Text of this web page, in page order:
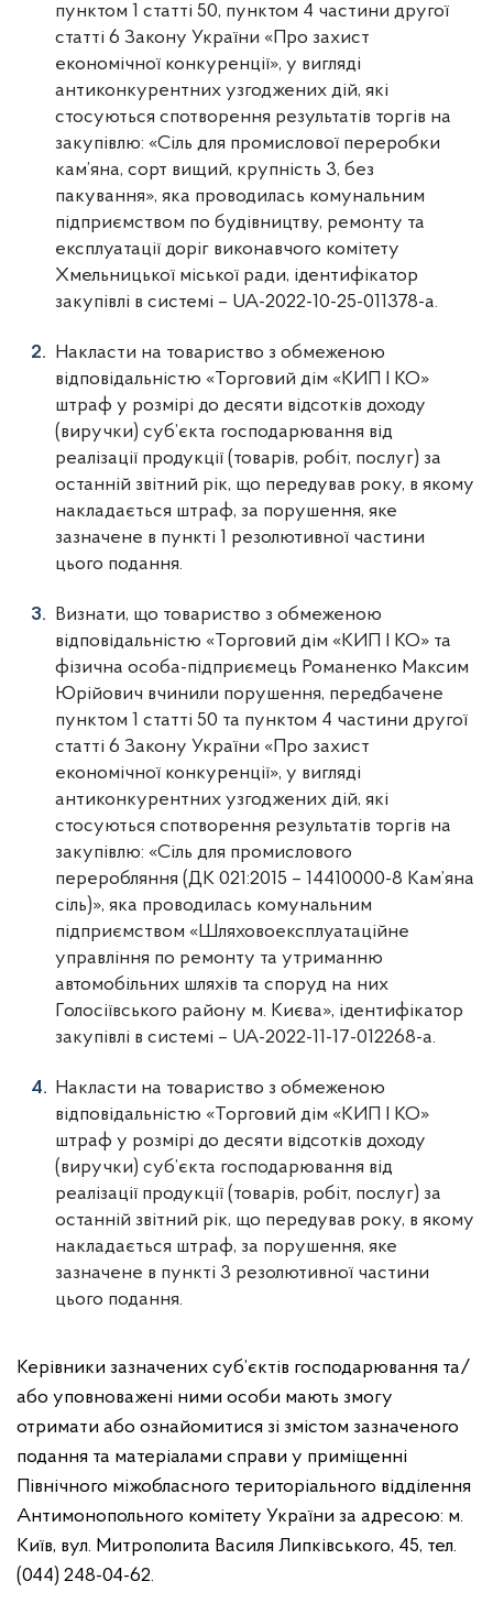
пунктом 1 статті 50, пунктом 4 частини другої
статті 6 Закону України «Про захист
економічної конкуренції», у вигляді
антиконкурентних узгоджених дій, які
стосуються спотворення результатів торгів на
закупівлю: «Сіль для промислової переробки
кам’яна, сорт вищий, крупність 3, без
пакування», яка проводилась комунальним
підприємством по будівництву, ремонту та
експлуатації доріг виконавчого комітету
Хмельницької міської ради, ідентифікатор
закупівлі в системі – UA-2022-10-25-011378-a.
Накласти на товариство з обмеженою
відповідальністю «Торговий дім «КИП І КО»
штраф у розмірі до десяти відсотків доходу
(виручки) суб’єкта господарювання від
реалізації продукції (товарів, робіт, послуг) за
останній звітний рік, що передував року, в якому
накладається штраф, за порушення, яке
зазначене в пункті 1 резолютивної частини
цього подання.
Визнати, що товариство з обмеженою
відповідальністю «Торговий дім «КИП І КО» та
фізична особа-підприємець Романенко Максим
Юрійович вчинили порушення, передбачене
пунктом 1 статті 50 та пунктом 4 частини другої
статті 6 Закону України «Про захист
економічної конкуренції», у вигляді
антиконкурентних узгоджених дій, які
стосуються спотворення результатів торгів на
закупівлю: «Сіль для промислового
переробляння (ДК 021:2015 – 14410000-8 Кам’яна
сіль)», яка проводилась комунальним
підприємством «Шляховоексплуатаційне
управління по ремонту та утриманню
автомобільних шляхів та споруд на них
Голосіївського району м. Києва», ідентифікатор
закупівлі в системі – UA-2022-11-17-012268-a.
Накласти на товариство з обмеженою
відповідальністю «Торговий дім «КИП І КО»
штраф у розмірі до десяти відсотків доходу
(виручки) суб’єкта господарювання від
реалізації продукції (товарів, робіт, послуг) за
останній звітний рік, що передував року, в якому
накладається штраф, за порушення, яке
зазначене в пункті 3 резолютивної частини
цього подання.
Керівники зазначених суб’єктів господарювання та/
або уповноважені ними особи мають змогу
отримати або ознайомитися зі змістом зазначеного
подання та матеріалами справи у приміщенні
Північного міжобласного територіального відділення
Антимонопольного комітету України за адресою: м.
Київ, вул. Митрополита Василя Липківського, 45, тел.
(044) 248-04-62.